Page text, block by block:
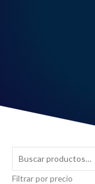
Buscar
por:
Filtrar por precio
Precio